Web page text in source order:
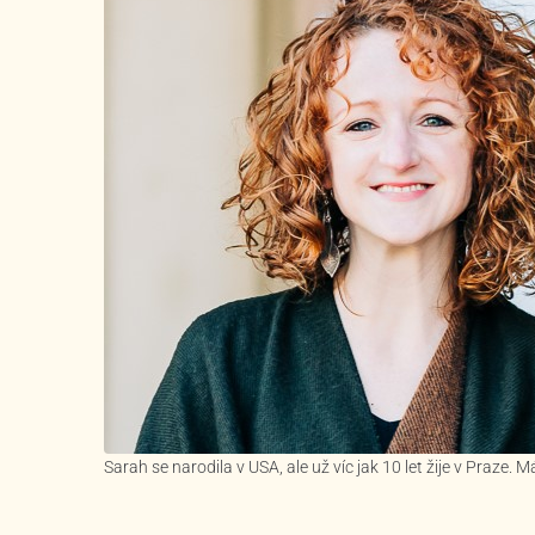
Sarah se narodila v USA, ale už víc jak 10 let žije v Praze.